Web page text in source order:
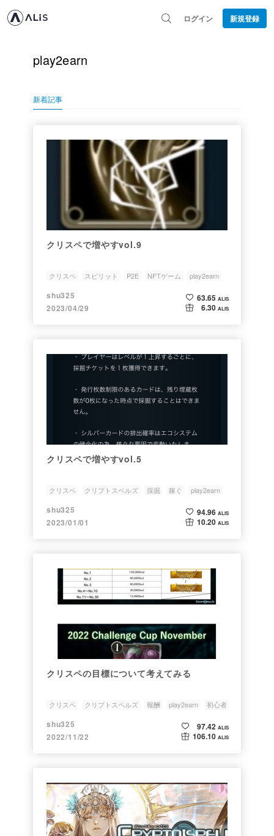
ログイン 新規登録
play2earn
新着記事
クリスペで増やすvol.9
クリスペ スピリット P2E NFTゲーム play2earn
shu325
2023/04/29
63.65 ALIS
6.30 ALIS
クリスペで増やすvol.5
クリスペ クリプトスペルズ 採掘 稼ぐ play2earn
shu325
2023/01/01
94.96 ALIS
10.20 ALIS
クリスペの目標について考えてみる
クリスペ クリプトスペルズ 報酬 play2earn 初心者
shu325
2022/11/22
97.42 ALIS
106.10 ALIS